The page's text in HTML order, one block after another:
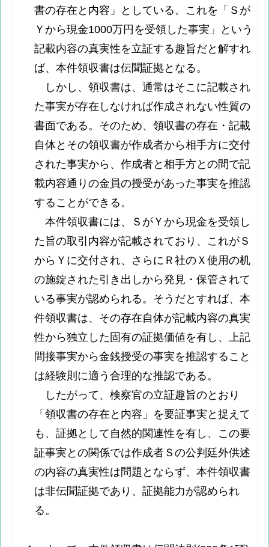
書の存在と内容」としている。これを「Ｓが
Ｙから現金1000万円を受領した事実」という
記載内容の真実性を立証する趣旨だと解すれ
ば、本件領収書は伝聞証拠となる。
しかし、領収書は、通常はそこに記載され
た事実が存在しなければ作成されない性質の
書面である。そのため、領収書の存在・記載
自体とその領収書が作成者から相手方に交付
された事実から、作成者と相手方との間で記
載内容通りの金員の授受があった事実を推認
することができる。
本件領収書には、ＳがＹから現金を受領し
た旨の取引内容が記載されており、これがＳ
からＹに交付され、さらにＲ社のＸ使用の机
の施錠された引き出しから発見・保管されて
いる事実が認められる。そうだとすれば、本
件領収書は、その存在自体が記載内容の真実
性から独立した固有の証拠価値を有し、上記
間接事実から金銭授受の事実を推認すること
は経験則に適う合理的な推認である。
したがって、検察官の立証趣旨のとおり
「領収書の存在と内容」を要証事実と捉えて
も、証拠として自然的関連性を有し、この要
証事実との関係では作成者Ｓの公判廷外供述
の内容の真実性は問題とならず、本件領収書
は非伝聞証拠であり、証拠能力が認められ
る。